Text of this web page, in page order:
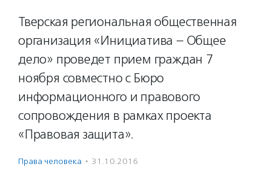
Тверская региональная общественная
организация «Инициатива – Общее
дело» проведет прием граждан 7
ноября совместно с Бюро
информационного и правового
сопровождения в рамках проекта
«Правовая защита».
Права человека · 31.10.2016